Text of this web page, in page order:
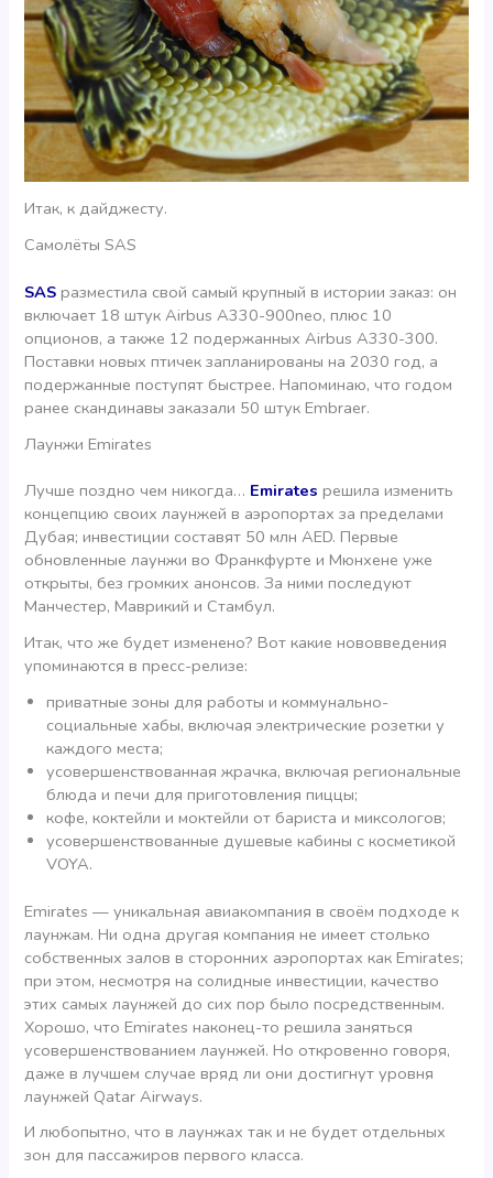
Итак, к дайджесту.
Самолёты SAS
SASразместила свой самый крупный в истории заказ: он
включает 18 штук Airbus A330-900neo, плюс 10
опционов, а также 12 подержанных Airbus A330-300.
Поставки новых птичек запланированы на 2030 год, а
подержанные поступят быстрее. Напоминаю, что годом
ранее скандинавы заказали 50 штук Embraer.
Лаунжи Emirates
Лучше поздно чем никогда… Emiratesрешила изменить
концепцию своих лаунжей в аэропортах за пределами
Дубая; инвестиции составят 50 млн AED. Первые
обновленные лаунжи во Франкфурте и Мюнхене уже
открыты, без громких анонсов. За ними последуют
Манчестер, Маврикий и Стамбул.
Итак, что же будет изменено? Вот какие нововведения
упоминаются в пресс-релизе:
приватные зоны для работы и коммунально-
социальные хабы, включая электрические розетки у
каждого места;
усовершенствованная жрачка, включая региональные
блюда и печи для приготовления пиццы;
кофе, коктейли и моктейли от бариста и миксологов;
усовершенствованные душевые кабины с косметикой
VOYA.
Emirates — уникальная авиакомпания в своём подходе к
лаунжам. Ни одна другая компания не имеет столько
собственных залов в сторонних аэропортах как Emirates;
при этом, несмотря на солидные инвестиции, качество
этих самых лаунжей до сих пор было посредственным.
Хорошо, что Emirates наконец-то решила заняться
усовершенствованием лаунжей. Но откровенно говоря,
даже в лучшем случае вряд ли они достигнут уровня
лаунжей Qatar Airways.
И любопытно, что в лаунжах так и не будет отдельных
зон для пассажиров первого класса.